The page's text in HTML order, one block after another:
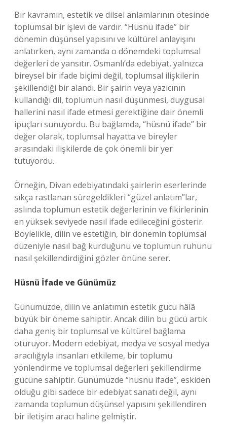
Bir kavramın, estetik ve dilsel anlamlarının ötesinde
toplumsal bir işlevi de vardır. “Hüsnü ifade” bir
dönemin düşünsel yapısını ve kültürel anlayışını
anlatırken, aynı zamanda o dönemdeki toplumsal
değerleri de yansıtır. Osmanlı’da edebiyat, yalnızca
bireysel bir ifade biçimi değil, toplumsal ilişkilerin
şekillendiği bir alandı. Bir şairin veya yazıcının
kullandığı dil, toplumun nasıl düşünmesi, duygusal
hallerini nasıl ifade etmesi gerektiğine dair önemli
ipuçları sunuyordu. Bu bağlamda, “hüsnü ifade” bir
değer olarak, toplumsal hayatta ve bireyler
arasındaki ilişkilerde de çok önemli bir yer
tutuyordu.
Örneğin, Divan edebiyatındaki şairlerin eserlerinde
sıkça rastlanan süregeldikleri “güzel anlatım”lar,
aslında toplumun estetik değerlerinin ve fikirlerinin
en yüksek seviyede nasıl ifade edileceğini gösterir.
Böylelikle, dilin ve estetiğin, bir dönemin toplumsal
düzeniyle nasıl bağ kurduğunu ve toplumun ruhunu
nasıl şekillendirdiğini gözler önüne serer.
Hüsnü İfade ve Günümüz
Günümüzde, dilin ve anlatımın estetik gücü hâlâ
büyük bir öneme sahiptir. Ancak dilin bu gücü artık
daha geniş bir toplumsal ve kültürel bağlama
oturuyor. Modern edebiyat, medya ve sosyal medya
aracılığıyla insanları etkileme, bir toplumu
yönlendirme ve toplumsal değerleri şekillendirme
gücüne sahiptir. Günümüzde “hüsnü ifade”, eskiden
olduğu gibi sadece bir edebiyat sanatı değil, aynı
zamanda toplumun düşünsel yapısını şekillendiren
bir iletişim aracı haline gelmiştir.